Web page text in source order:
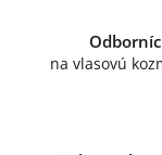
na vlasovú